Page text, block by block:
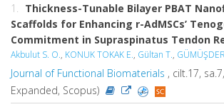
1. Thickness-Tunable Bilayer PBAT
Scaffolds for Enhancing r-AdMSCs’
Commitment in Supraspinatus Tendon
Akbulut S. O., KONUK TOKAK E., Gültan T.,
Journal of Functional Biomaterials , cilt.17,
Expanded, Scopus)